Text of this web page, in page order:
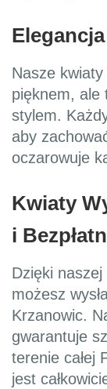
Nasze
pięknem, ale
stylem.
aby
oczarowuje
Kwiaty
i
Dzięki naszej
możesz
Krzanowic.
gwarantuje
terenie całej
jest